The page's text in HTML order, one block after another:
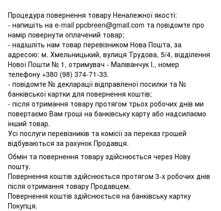
Процедура повернення товару Неналежної якості:
- напишіть на e-mail ppcbreen@gmail.com та повідомте про
намір повернути оплачений товар;
- надішліть нам товар перевізником Нова Пошта, за
адресою: м. Хмельницький, вулиця Трудова, 5/4, відділення
Нової Пошти № 1, отримувач - Маліванчук І., номер
телефону +380 (98) 374-71-33.
- повідомте № декларації відправленої посилки та №
банківської картки для повернення коштів;
- після отримання товару протягом трьох робочих днів ми
повертаємо Вам гроші на банківську карту або надсилаємо
інший товар.
Усі послуги перевізників та комісії за переказ грошей
відбуваються за рахунок Продавця.
Обмін та повернення товару здійснюється через Нову
пошту.
Повернення коштів здійснюється протягом 3-х робочих днів
після отримання товару Продавцем.
Повернення коштів здійснюється на банківську картку
Покупця.